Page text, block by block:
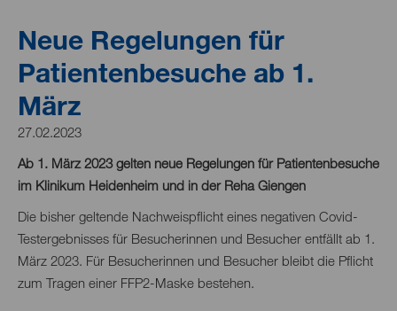
Neue Regelungen für
Patientenbesuche ab 1.
März
27.02.2023
Ab 1. März 2023 gelten neue Regelungen für Patientenbesuche
im Klinikum Heidenheim und in der Reha Giengen
Die bisher geltende Nachweispflicht eines negativen Covid-
Testergebnisses für Besucherinnen und Besucher entfällt ab 1.
März 2023. Für Besucherinnen und Besucher bleibt die Pflicht
zum Tragen einer FFP2-Maske bestehen.